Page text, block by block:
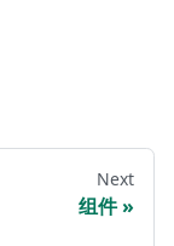
Next
组件